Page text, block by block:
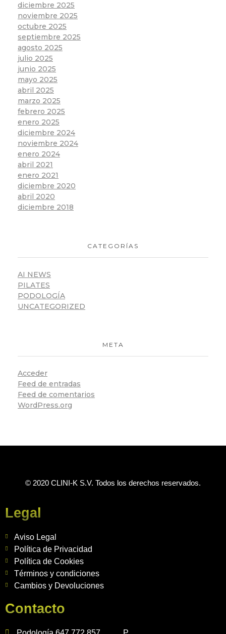
diciembre 2025
noviembre 2025
octubre 2025
septiembre 2025
agosto 2025
julio 2025
junio 2025
mayo 2025
abril 2025
marzo 2025
febrero 2025
enero 2025
diciembre 2024
noviembre 2024
enero 2024
abril 2021
enero 2021
diciembre 2020
abril 2020
diciembre 2018
CATEGORÍAS
AI NEWS
PILATES
PODOLOGÍA
UNCATEGORIZED
META
Acceder
Feed de entradas
Feed de comentarios
WordPress.org
© 2020 CLINI-K S.V. Todos los derechos reservados.
Legal
Aviso Legal
Política de Privacidad
Política de Cookies
Términos y condiciones
Cambios y Devoluciones
Contacto